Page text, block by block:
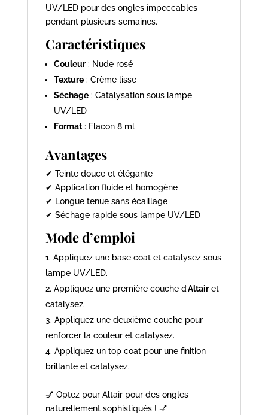
UV/LED pour des ongles impeccables
pendant plusieurs semaines.
Caractéristiques
Couleur: Nude rosé
Texture: Crème lisse
Séchage: Catalysation sous lampe
UV/LED
Format: Flacon 8 ml
Avantages
✔ Teinte douce et élégante
✔ Application fluide et homogène
✔ Longue tenue sans écaillage
✔ Séchage rapide sous lampe UV/LED
Mode d’emploi
Appliquez une base coat et catalysez sous
lampe UV/LED.
Appliquez une première couche d’Altairet
catalysez.
Appliquez une deuxième couche pour
renforcer la couleur et catalysez.
Appliquez un top coat pour une finition
brillante et catalysez.
💅 Optez pour Altair pour des ongles
naturellement sophistiqués ! 💅